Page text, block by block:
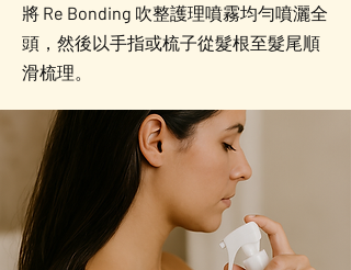
將 Re Bonding 吹整護理噴霧均勻噴灑全
頭，然後以手指或梳子從髮根至髮尾順
滑梳理。